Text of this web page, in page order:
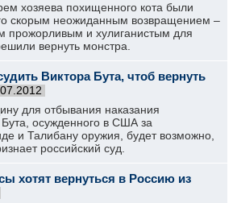
хозяева похищенного кота были
скорым неожиданным возвращением –
прожорливым и хулиганистым для
вернуть монстра.
Виктора Бута, чтоб вернуть
для отбывания наказания
осужденного в США за
и Талибану оружия, будет возможно,
российский суд.
хотят вернуться в Россию из